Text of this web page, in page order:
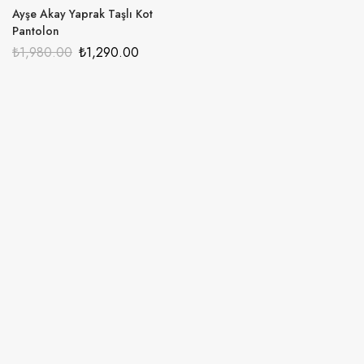
Ayşe Akay Yaprak Taşlı Kot
Pantolon
₺1,980.00 ₺1,290.00